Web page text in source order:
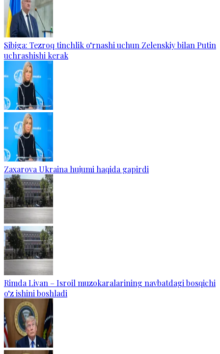
Sibiga: Tezroq tinchlik o‘rnashi uchun Zelenskiy bilan Putin
uchrashishi kerak
Zaxarova Ukraina hujumi haqida gapirdi
Rimda Livan – Isroil muzokaralarining navbatdagi bosqichi
o‘z ishini boshladi